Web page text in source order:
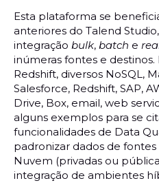
Esta plataforma se
anteriores do Talend
integração bulk, batch e
inúmeras fontes e
Redshift, diversos NoSQL,
Salesforce, Redshift, SAP,
Drive, Box, email, web
alguns exemplos para se
funcionalidades de Data
padronizar dados de
Nuvem (privadas ou
integração de ambientes